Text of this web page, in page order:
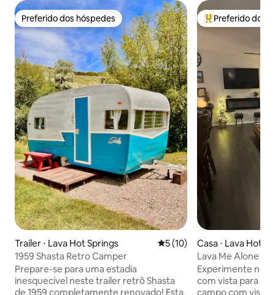
Preferido dos hóspedes
Preferido dos hóspedes
Trailer ⋅ Lava Hot Springs 5 de uma avaliação média
5 (10)
1959 Shasta Retro Camper
Prepare-se para uma estadia
inesquecível neste trailer retrô Shasta
de 1959 completamente renovado! Esta
Entre os
Preferido dos
Casa ⋅ Lava Hot
Lava Me Alone
Experimente
com vista para a
campo com